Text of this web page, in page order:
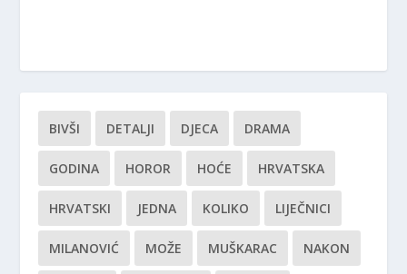
BIVŠI DETALJI DJECA DRAMA
GODINA HOROR HOĆE HRVATSKA
HRVATSKI JEDNA KOLIKO LIJEČNICI
MILANOVIĆ MOŽE MUŠKARAC NAKON